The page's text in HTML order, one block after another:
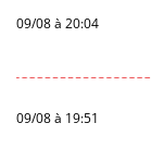
09/08 à 20:04
09/08 à 19:51